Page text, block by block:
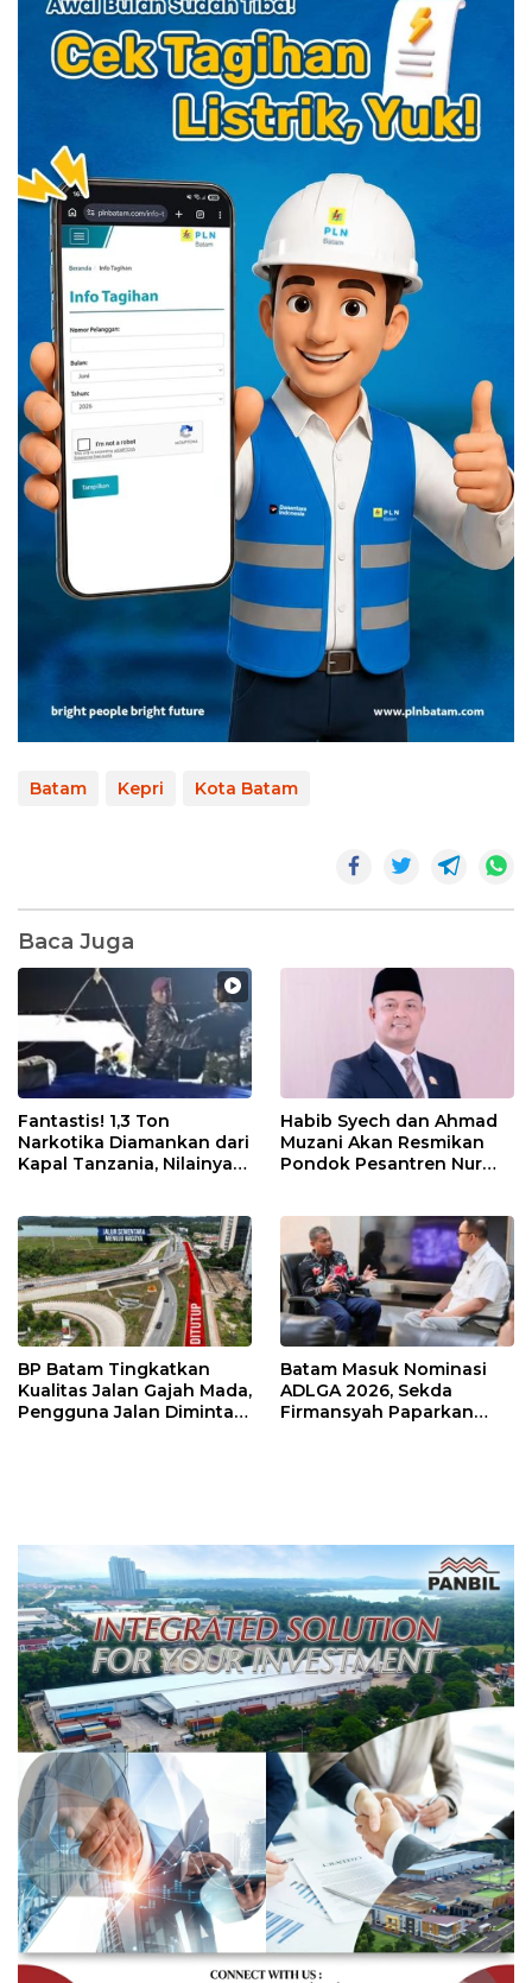
Batam Kepri Kota Batam
Baca Juga
Fantastis! 1,3 Ton
Narkotika Diamankan dari
Kapal Tanzania, Nilainya
Habib Syech dan Ahmad
Muzani Akan Resmikan
Pondok Pesantren Nur
BP Batam Tingkatkan
Kualitas Jalan Gajah Mada,
Pengguna Jalan Diminta
Batam Masuk Nominasi
ADLGA 2026, Sekda
Firmansyah Paparkan